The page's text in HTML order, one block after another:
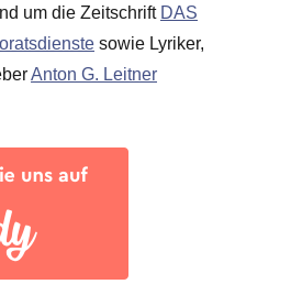
um die Zeitschrift DAS
sowie Lyriker,
Anton G. Leitner